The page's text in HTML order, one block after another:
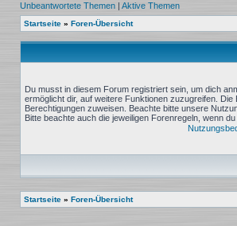
Unbeantwortete Themen | Aktive Themen
Startseite » Foren-Übersicht
Du musst in diesem Forum registriert sein, um dich
ermöglicht dir, auf weitere Funktionen zuzugreifen.
Berechtigungen zuweisen. Beachte bitte unsere
Bitte beachte auch die jeweiligen Forenregeln, wenn
Startseite » Foren-Übersicht